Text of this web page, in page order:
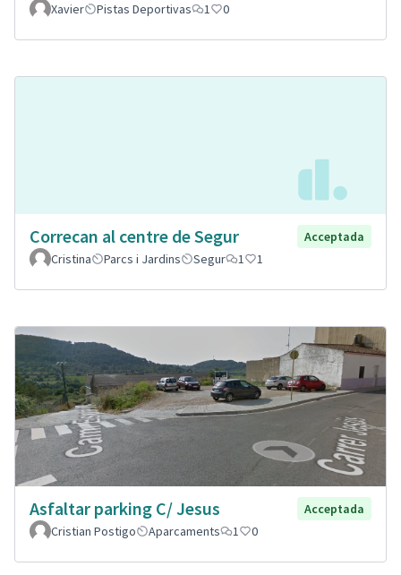
Xavier
Pistas Deportivas 1 0
Correcan al centre de Segur
Acceptada
Cristina
Parcs i Jardins Segur 1 1
Asfaltar parking C/ Jesus
Acceptada
Cristian Postigo
Aparcaments 1 0